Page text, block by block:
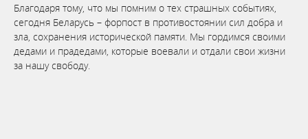
Благодаря тому, что мы помним о тех страшных событиях,
сегодня Беларусь – форпост в противостоянии сил добра и
зла, сохранения исторической памяти. Мы гордимся своими
дедами и прадедами, которые воевали и отдали свои жизни
за нашу свободу.